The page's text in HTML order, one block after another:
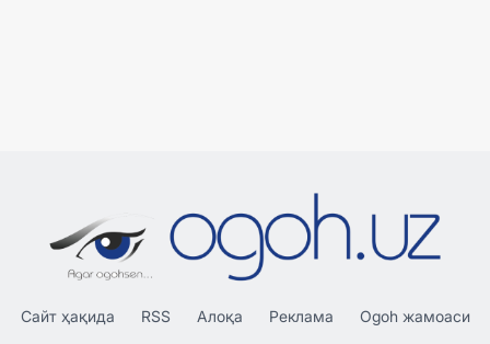
Сайт ҳақида RSS Алоқа Реклама Ogoh жамоаси